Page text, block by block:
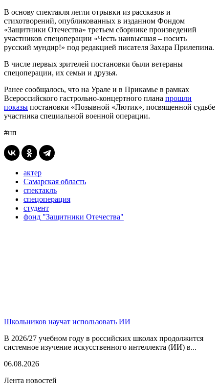
В основу спектакля легли отрывки из рассказов и
стихотворений, опубликованных в изданном Фондом
«Защитники Отечества» третьем сборнике произведений
участников спецоперации «Честь наивысшая – носить
русский мундир!» под редакцией писателя Захара Прилепина.
В числе первых зрителей постановки были ветераны
спецоперации, их семьи и друзья.
Ранее сообщалось, что на Урале и в Прикамье в рамках
Всероссийского гастрольно-концертного плана прошли
показы постановки «Позывной «Лютик», посвященной судьбе
участника специальной военной операции.
#нп
актер
Самарская область
спектакль
спецоперация
студент
фонд "Защитники Отечества"
Школьников научат использовать ИИ
В 2026/27 учебном году в российских школах продолжится
системное изучение искусственного интеллекта (ИИ) в...
06.08.2026
Лента новостей